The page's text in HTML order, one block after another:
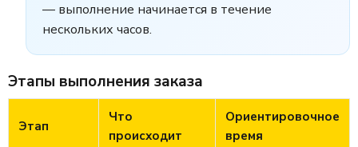
— выполнение начинается в течение
нескольких часов.
Этапы выполнения заказа
Этап
Что
происходит
Ориентировочное
время